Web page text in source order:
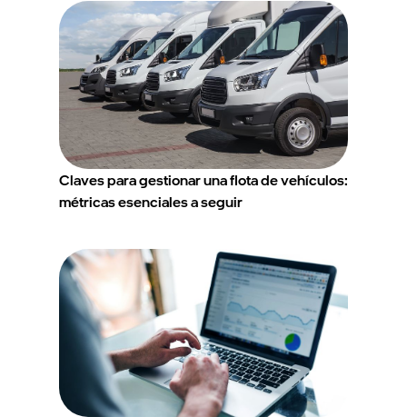
Claves para gestionar una flota de vehículos:
métricas esenciales a seguir